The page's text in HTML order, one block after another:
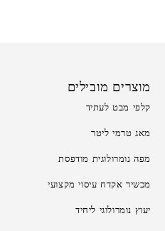
מוצרים מובילים
קלפי מבט לעתיד
מאג טרמי ליטר
מפה נומרולוגית מודפסת
מכשיר אקדח עיסוי מקצועי
יעוץ נומרולוגי ליחיד